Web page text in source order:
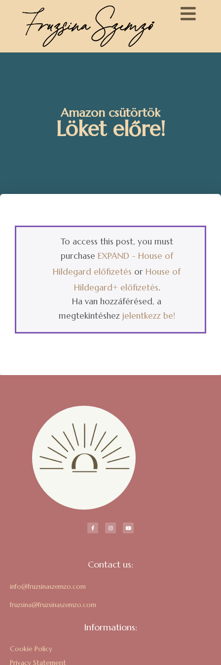
Amazon csütörtök
Löket előre!
To access this post, you must
purchase EXPAND - House of
Hildegard előfizetés or House of
Hildegard+ előfizetés.
Ha van hozzáférésed, a
megtekintéshez jelentkezz be!
Contact us:
info@fruzsinaszemzo.com
fruzsina@fruzsinaszemzo.com
Informations:
Cookie Policy
Privacy Statement